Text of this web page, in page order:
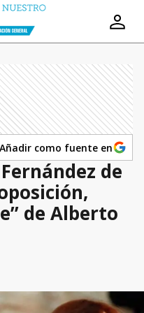
Añadir como fuente en
de
de Alberto